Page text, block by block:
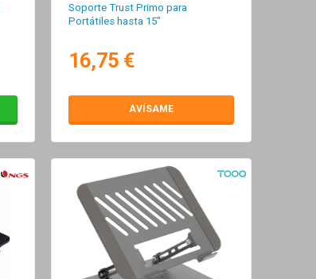
Soporte Trust Primo para
Portátiles hasta 15"
16,75 €
AVÍSAME